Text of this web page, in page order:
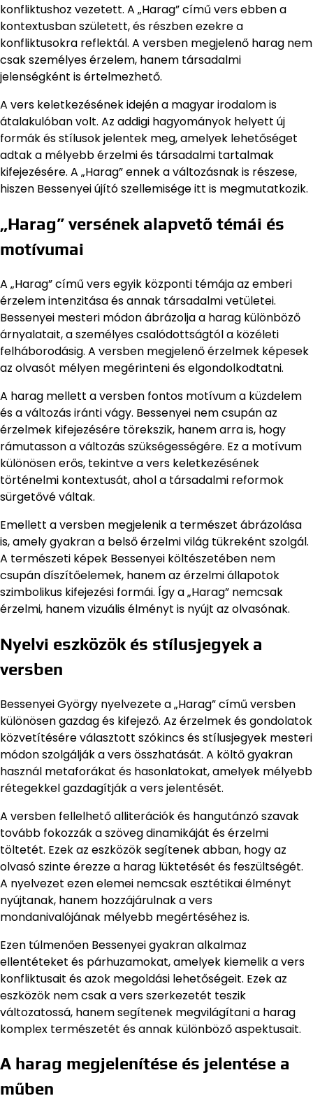
konfliktushoz vezetett. A „Harag” című vers ebben a
kontextusban született, és részben ezekre a
konfliktusokra reflektál. A versben megjelenő harag nem
csak személyes érzelem, hanem társadalmi
jelenségként is értelmezhető.
A vers keletkezésének idején a magyar irodalom is
átalakulóban volt. Az addigi hagyományok helyett új
formák és stílusok jelentek meg, amelyek lehetőséget
adtak a mélyebb érzelmi és társadalmi tartalmak
kifejezésére. A „Harag” ennek a változásnak is részese,
hiszen Bessenyei újító szellemisége itt is megmutatkozik.
„Harag” versének alapvető témái és
motívumai
A „Harag” című vers egyik központi témája az emberi
érzelem intenzitása és annak társadalmi vetületei.
Bessenyei mesteri módon ábrázolja a harag különböző
árnyalatait, a személyes csalódottságtól a közéleti
felháborodásig. A versben megjelenő érzelmek képesek
az olvasót mélyen megérinteni és elgondolkodtatni.
A harag mellett a versben fontos motívum a küzdelem
és a változás iránti vágy. Bessenyei nem csupán az
érzelmek kifejezésére törekszik, hanem arra is, hogy
rámutasson a változás szükségességére. Ez a motívum
különösen erős, tekintve a vers keletkezésének
történelmi kontextusát, ahol a társadalmi reformok
sürgetővé váltak.
Emellett a versben megjelenik a természet ábrázolása
is, amely gyakran a belső érzelmi világ tükreként szolgál.
A természeti képek Bessenyei költészetében nem
csupán díszítőelemek, hanem az érzelmi állapotok
szimbolikus kifejezési formái. Így a „Harag” nemcsak
érzelmi, hanem vizuális élményt is nyújt az olvasónak.
Nyelvi eszközök és stílusjegyek a
versben
Bessenyei György nyelvezete a „Harag” című versben
különösen gazdag és kifejező. Az érzelmek és gondolatok
közvetítésére választott szókincs és stílusjegyek mesteri
módon szolgálják a vers összhatását. A költő gyakran
használ metaforákat és hasonlatokat, amelyek mélyebb
rétegekkel gazdagítják a vers jelentését.
A versben fellelhető alliterációk és hangutánzó szavak
tovább fokozzák a szöveg dinamikáját és érzelmi
töltetét. Ezek az eszközök segítenek abban, hogy az
olvasó szinte érezze a harag lüktetését és feszültségét.
A nyelvezet ezen elemei nemcsak esztétikai élményt
nyújtanak, hanem hozzájárulnak a vers
mondanivalójának mélyebb megértéséhez is.
Ezen túlmenően Bessenyei gyakran alkalmaz
ellentéteket és párhuzamokat, amelyek kiemelik a vers
konfliktusait és azok megoldási lehetőségeit. Ezek az
eszközök nem csak a vers szerkezetét teszik
változatossá, hanem segítenek megvilágítani a harag
komplex természetét és annak különböző aspektusait.
A harag megjelenítése és jelentése a
műben